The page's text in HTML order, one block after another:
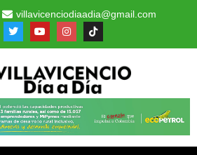
villavicenciodiaadia@gmail.com